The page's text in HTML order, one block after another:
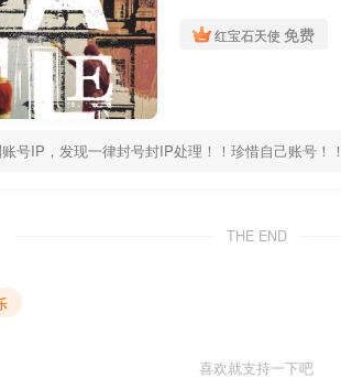
红宝石天使 免费
号IP，发现一律封号封IP处理！！珍惜自己账号！
THE END
喜欢就支持一下吧